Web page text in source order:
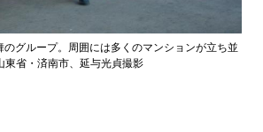
グループ。周囲には多くのマンションが立ち並
省・済南市、延与光貞撮影